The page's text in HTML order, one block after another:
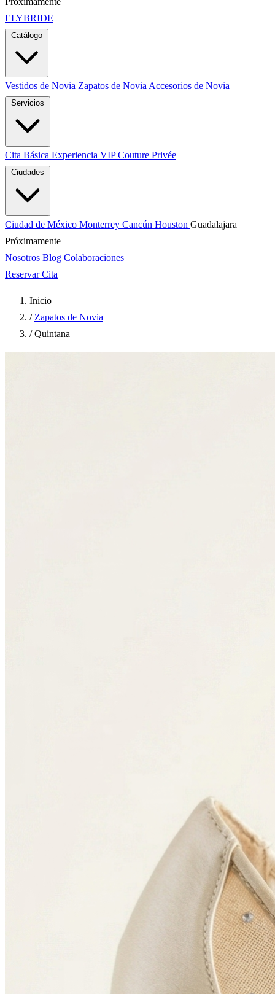
ELYBRIDE
Catálogo
Vestidos de Novia Zapatos de Novia Accesorios de Novia
Servicios
Cita Básica Experiencia VIPCouture Privée
Ciudades
Ciudad de México Monterrey Cancún Houston Guadalajara
Próximamente
Nosotros Blog Colaboraciones
Reservar Cita
Inicio
/ Zapatos de Novia
/ Quintana